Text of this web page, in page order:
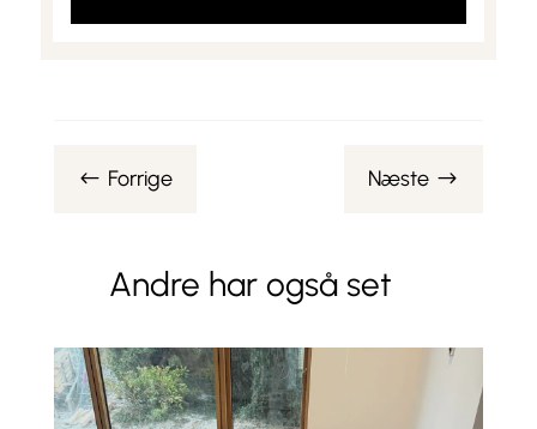
# Forrige Næste $
Andre har også set